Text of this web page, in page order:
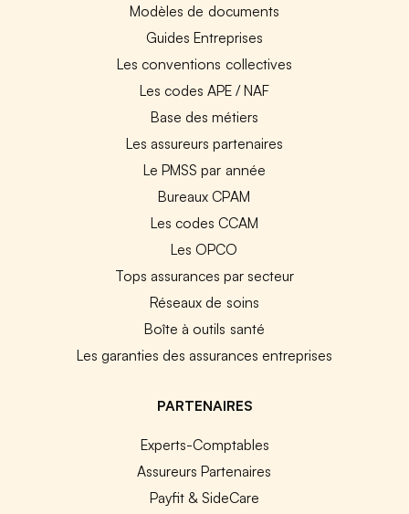
Modèles de documents
Guides Entreprises
Les conventions collectives
Les codes APE / NAF
Base des métiers
Les assureurs partenaires
Le PMSS par année
Bureaux CPAM
Les codes CCAM
Les OPCO
Tops assurances par secteur
Réseaux de soins
Boîte à outils santé
Les garanties des assurances entreprises
PARTENAIRES
Experts-Comptables
Assureurs Partenaires
Payfit & SideCare